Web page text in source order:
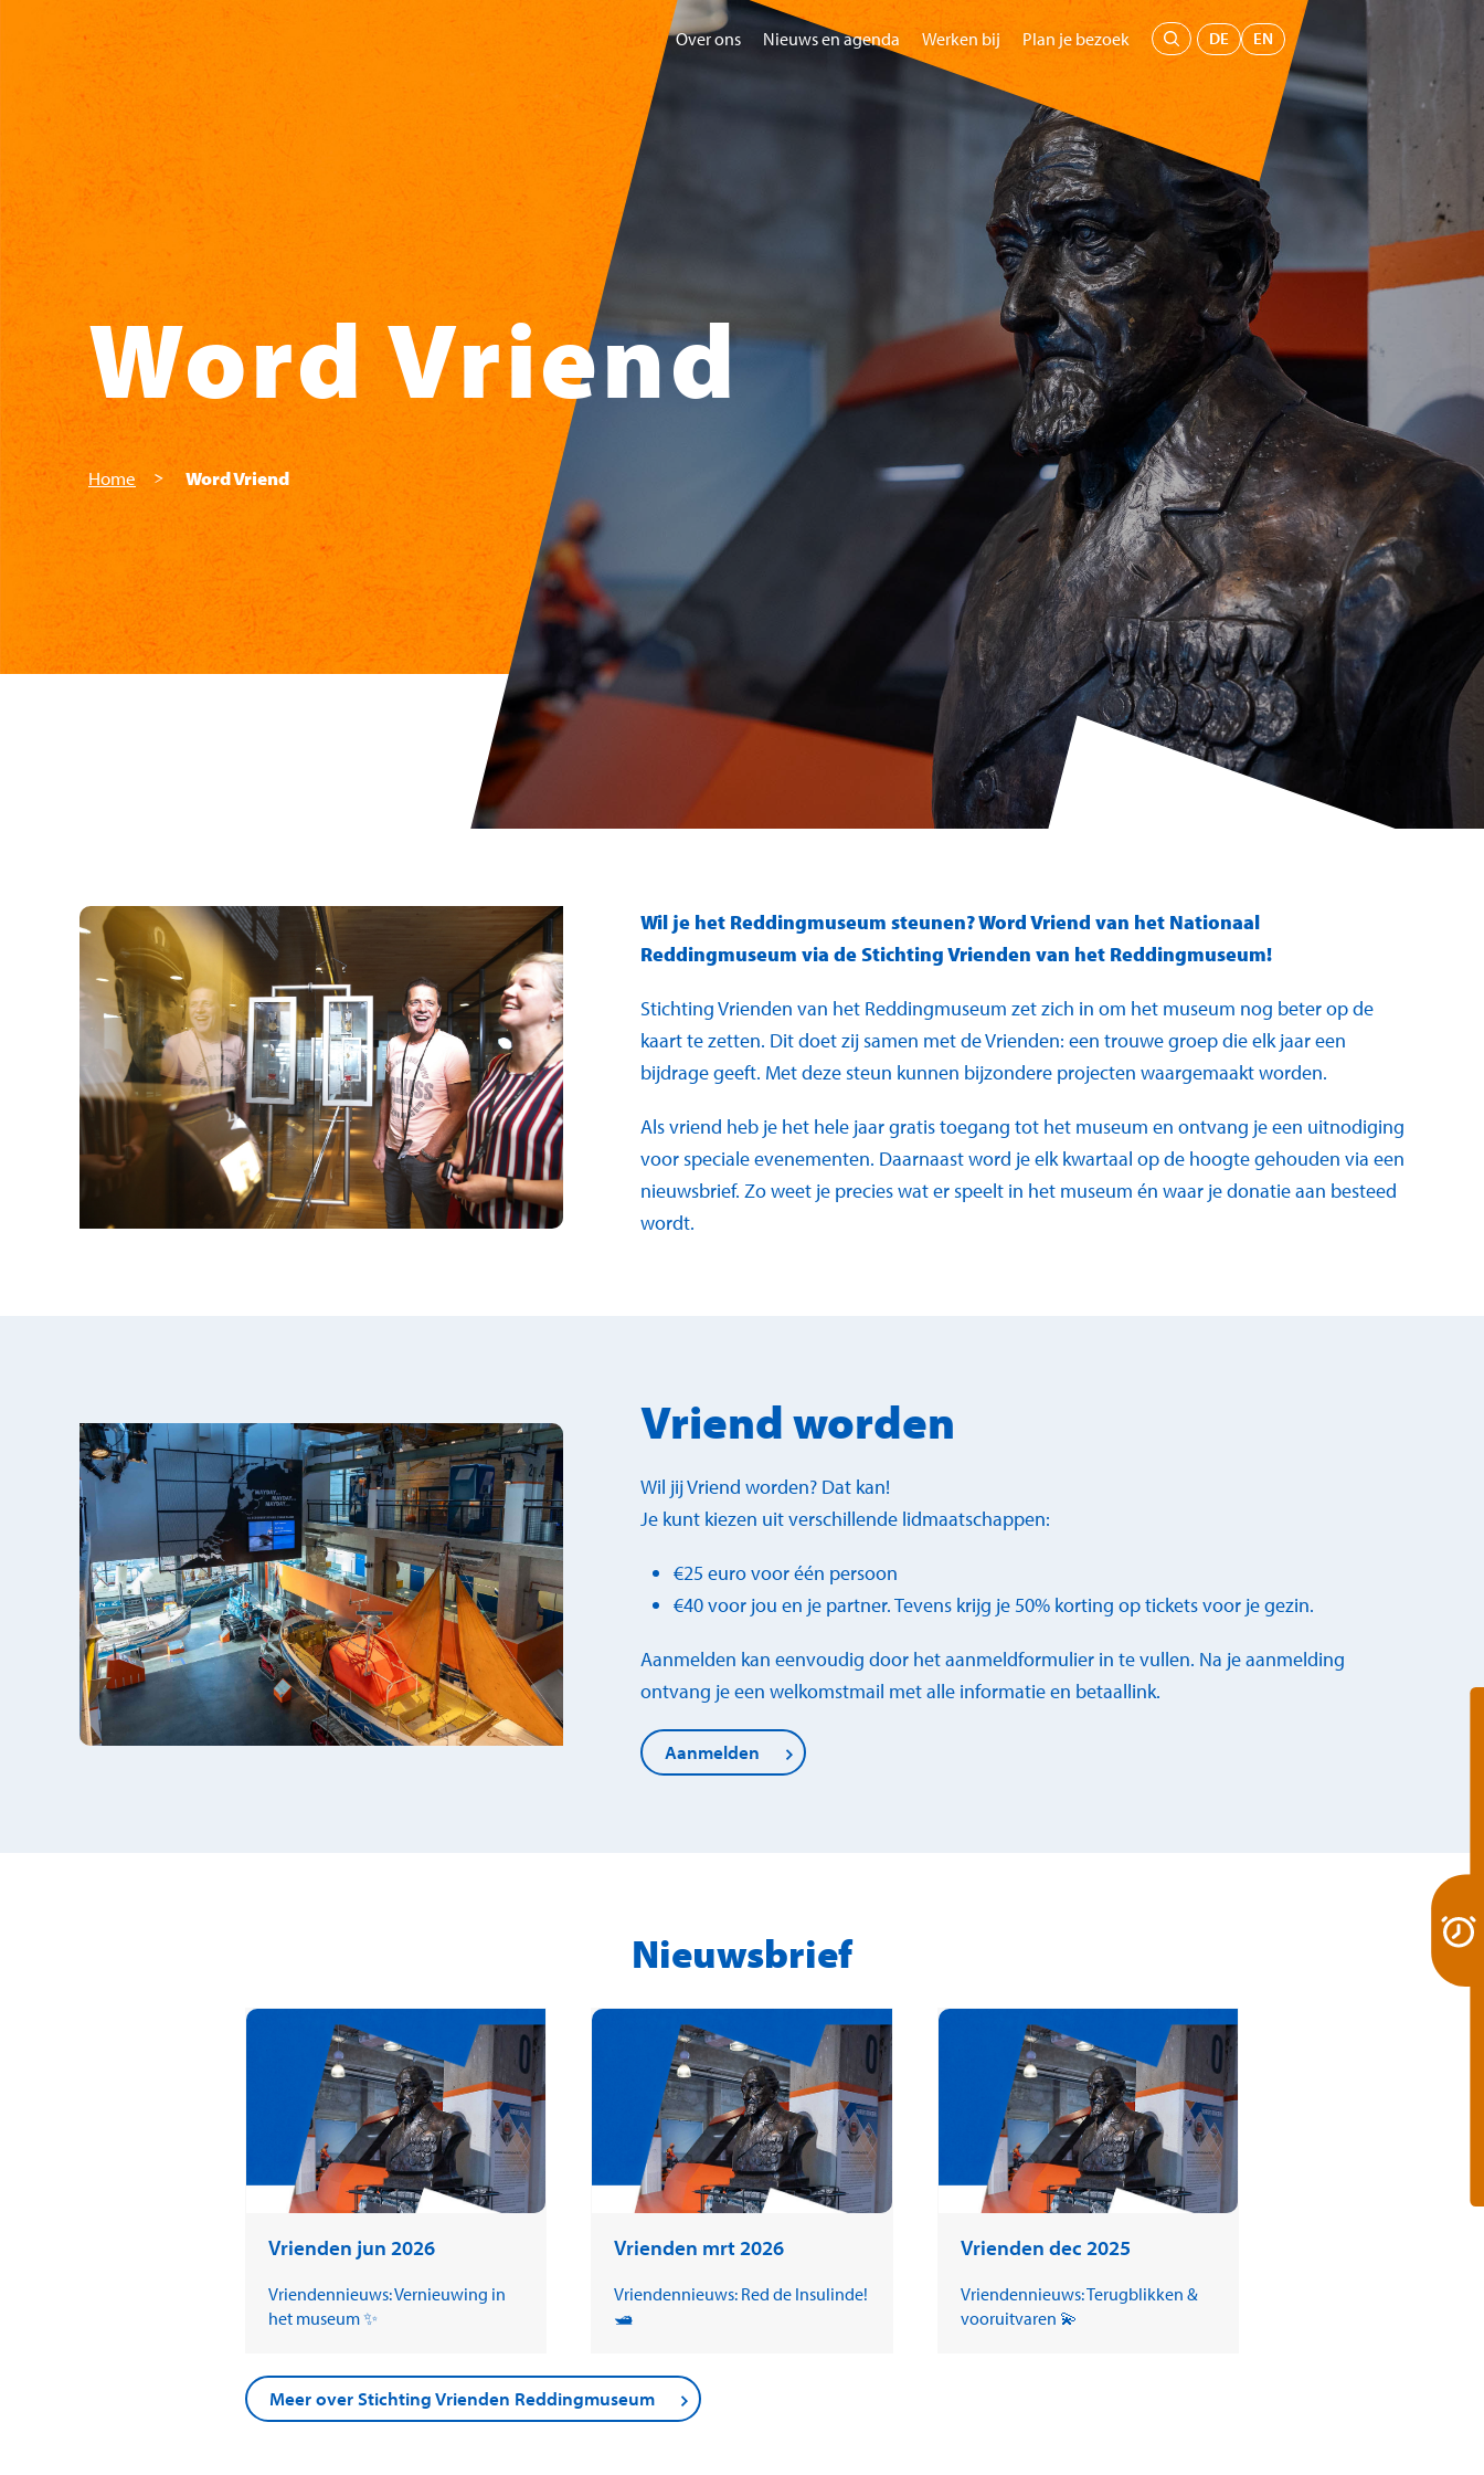
Skip to main content
Over ons Nieuws en agenda Werken bij Plan je bezoek DE EN
BezoekenGroepenKidsEducatie Koop tickets
Menu
Word Vriend
Home Word Vriend
Wil je het Reddingmuseum steunen? Word Vriend van het Nationaal
Reddingmuseum via de Stichting Vrienden van het Reddingmuseum!
Stichting Vrienden van het Reddingmuseum zet zich in om het museum nog beter op de
kaart te zetten. Dit doet zij samen met de Vrienden: een trouwe groep die elk jaar een
bijdrage geeft. Met deze steun kunnen bijzondere projecten waargemaakt worden.
Als vriend heb je het hele jaar gratis toegang tot het museum en ontvang je een uitnodiging
voor speciale evenementen. Daarnaast word je elk kwartaal op de hoogte gehouden via een
nieuwsbrief. Zo weet je precies wat er speelt in het museum én waar je donatie aan besteed
wordt.
Vriend worden
Wil jij Vriend worden? Dat kan!
Je kunt kiezen uit verschillende lidmaatschappen:
€25 euro voor één persoon
€40 voor jou en je partner. Tevens krijg je 50% korting op tickets voor je gezin.
Aanmelden kan eenvoudig door het aanmeldformulier in te vullen. Na je aanmelding
ontvang je een welkomstmail met alle informatie en betaallink.
Aanmelden
Nieuwsbrief
Vrienden jun 2026
Vriendennieuws: Vernieuwing in
het museum ✨
Vrienden mrt 2026
Vriendennieuws: Red de Insulinde!
🛥️
Vrienden dec 2025
Vriendennieuws: Terugblikken &
vooruitvaren 💫
Meer over Stichting Vrienden Reddingmuseum